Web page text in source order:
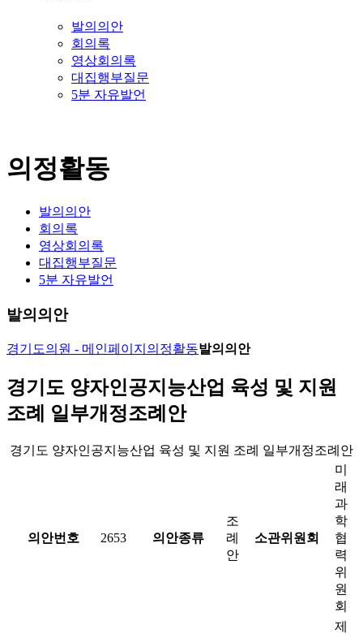
발의의안
회의록
영상회의록
대집행부질문
5분 자유발언
의정활동
발의의안
회의록
영상회의록
대집행부질문
5분 자유발언
발의의안
경기도의원 - 메인페이지 의정활동발의의안
경기도 양자인공지능산업 육성 및 지원
조례 일부개정조례안
경기도 양자인공지능산업 육성 및 지원 조례 일부개정조례안
의안번호 2653 의안종류
조
례
안
소관위원회
미
래
과
학
협
력
위
원
회
제